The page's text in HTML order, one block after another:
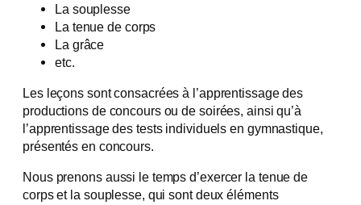
La souplesse
La tenue de corps
La grâce
etc.
Les leçons sont consacrées à l’apprentissage des
productions de concours ou de soirées, ainsi qu’à
l’apprentissage des tests individuels en gymnastique,
présentés en concours.
Nous prenons aussi le temps d’exercer la tenue de
corps et la souplesse, qui sont deux éléments